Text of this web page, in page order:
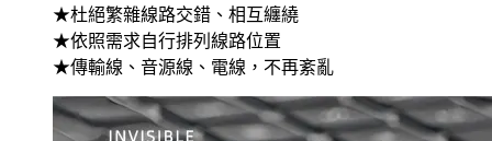
★杜絕繁雜線路交錯、相互纏繞
★依照需求自行排列線路位置
★傳輸線、音源線、電線，不再紊亂